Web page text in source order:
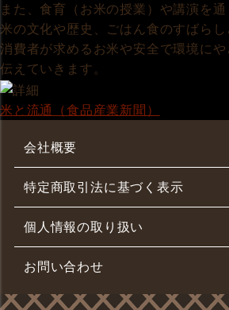
また、食育（お米の授業）や講演を
米の文化や歴史、ごはん食のすばらし
消費者が求めるお米や安全で環境に
伝えていきます。
米と流通（食品産業新聞）
会社概要
特定商取引法に基づく表示
個人情報の取り扱い
お問い合わせ